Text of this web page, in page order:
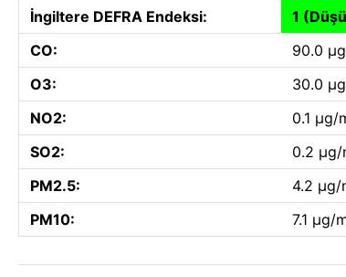
İngiltere DEFRA Endeksi:
1
CO:
90.0
O3:
30.0
NO2:
0.1 µg/
SO2:
0.2 µg/
PM2.5:
4.2 µg/
PM10:
7.1 µg/